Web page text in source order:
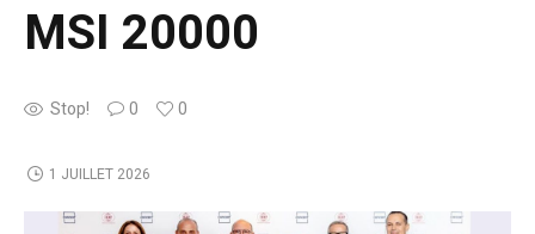
MSI 20000
Stop! 0 0
1 JUILLET 2026